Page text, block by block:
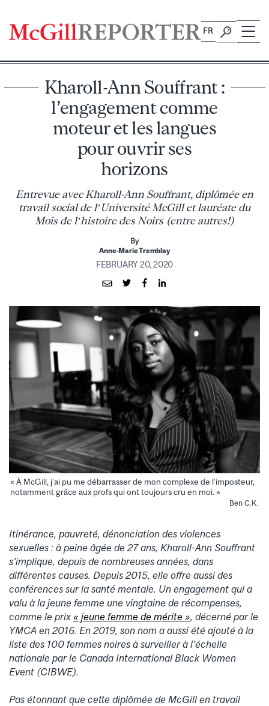
content
FR
Kharoll-Ann Souffrant :
l’engagement comme
moteur et les langues
pour ouvrir ses
horizons
Entrevue avec Kharoll-Ann Souffrant, diplômée en
travail social de l’Université McGill et lauréate du
Mois de l’histoire des Noirs (entre autres!)
By
Anne-Marie Tremblay
FEBRUARY 20, 2020
« À McGill, j’ai pu me débarrasser de mon complexe de l’imposteur,
notamment grâce aux profs qui ont toujours cru en moi. »
Ben C.K.
Itinérance, pauvreté, dénonciation des violences
sexuelles : à peine âgée de 27 ans, Kharoll-Ann Souffrant
s’implique, depuis de nombreuses années, dans
différentes causes. Depuis 2015, elle offre aussi des
conférences sur la santé mentale. Un engagement qui a
valu à la jeune femme une vingtaine de récompenses,
comme le prix « jeune femme de mérite », décerné par le
YMCA en 2016. En 2019, son nom a aussi été ajouté à la
liste des 100 femmes noires à surveiller à l’échelle
nationale par le Canada International Black Women
Event (CIBWE).
Pas étonnant que cette diplômée de McGill en travail